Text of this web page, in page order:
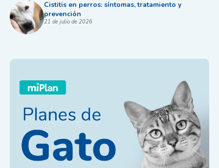
Cistitis en perros: síntomas, tratamiento y
prevención
21 de julio de 2026